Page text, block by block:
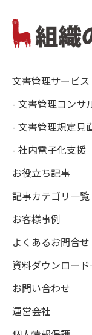
文書管理サービス
- 文書管理コンサ
- 文書管理規定見
- 社内電子化支援
お役立ち記事
記事カテゴリ一覧
お客様事例
よくあるお問合せ
資料ダウンロー
お問い合わせ
運営会社